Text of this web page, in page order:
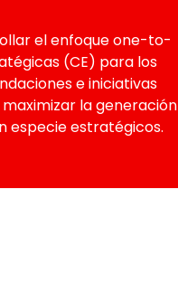
el enfoque one-to-
(CE) para los
e iniciativas
la generación
especie estratégicos.